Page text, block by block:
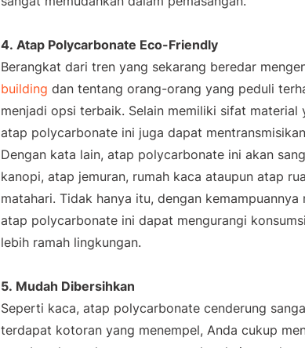
4. Atap Polycarbonate Eco-Friendly
Berangkat dari tren yang sekarang beredar
building dan tentang orang-orang yang peduli
menjadi opsi terbaik. Selain memiliki sifat
atap polycarbonate ini juga dapat
Dengan kata lain, atap polycarbonate ini akan
kanopi, atap jemuran, rumah kaca ataupun atap
matahari. Tidak hanya itu, dengan
atap polycarbonate ini dapat mengurangi
lebih ramah lingkungan.
5. Mudah Dibersihkan
Seperti kaca, atap polycarbonate cenderung
terdapat kotoran yang menempel, Anda cukup